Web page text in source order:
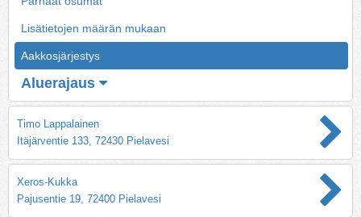
Lisätietojen määrän mukaan
Aakkosjärjestys
Aluerajaus
Timo Lappalainen
Itäjärventie 133, 72430 Pielavesi
Xeros-Kukka
Pajusentie 19, 72400 Pielavesi